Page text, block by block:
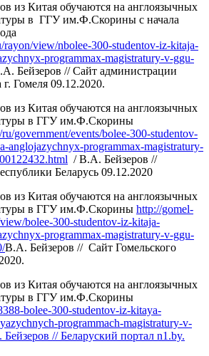
из Китая обучаются на англоязычных
в ГГУ им.Ф.Скорины с начала
rayon/view/nbolee-300-studentov-iz-kitaja-
programmax-magistratury-v-ggu-
Бейзеров // Сайт администрации
Гомеля 09.12.2020.
из Китая обучаются на англоязычных
в ГГУ им.Ф.Скорины
government/events/bolee-300-studentov-
anglojazychnyx-programmax-magistratury-
/ В.А. Бейзеров //
Беларусь 09.12.2020
из Китая обучаются на англоязычных
в ГГУ им.Ф.Скорины http://gomel-
bolee-300-studentov-iz-kitaja-
programmax-magistratury-v-ggu-
В.А. Бейзеров // Сайт Гомельского
из Китая обучаются на англоязычных
в ГГУ им.Ф.Скорины
bolee-300-studentov-iz-kitaya-
programmach-magistratury-v-
// Беларуский портал n1.by.